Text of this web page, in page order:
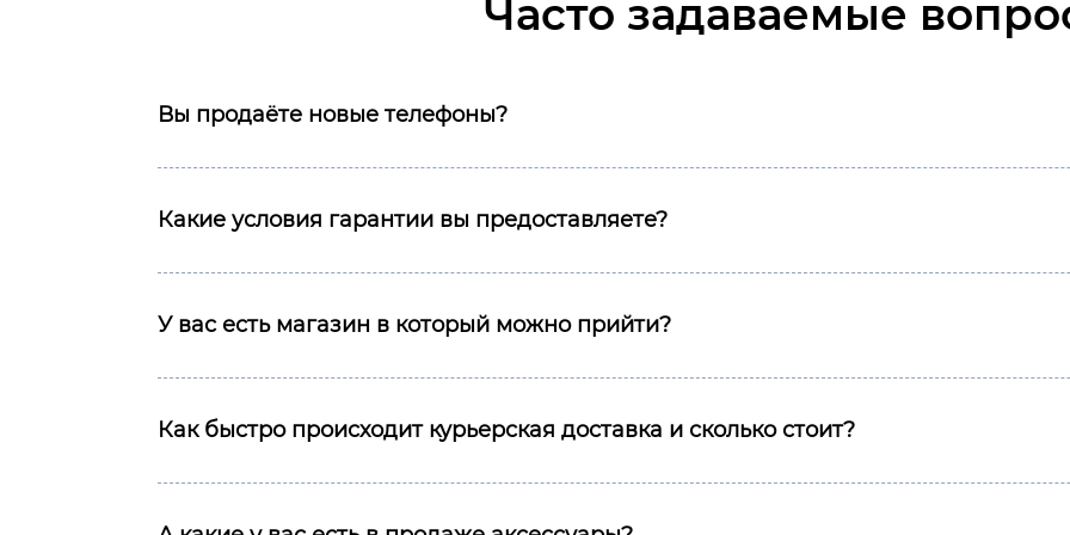
Часто задаваемые
Вы продаёте новые телефоны?
Какие условия гарантии вы предоставляете?
У вас есть магазин в который можно прийти?
Как быстро происходит курьерская доставка и сколько стоит?